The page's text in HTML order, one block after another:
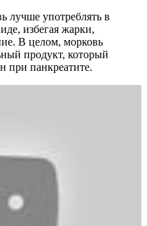
лучше употреблять в
избегая жарки,
В целом, морковь
продукт, который
при панкреатите.